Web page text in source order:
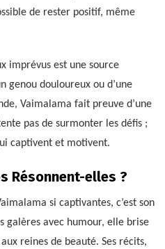
de rester positif, même
imprévus est une source
genou douloureux ou d’une
Vaimalama fait preuve d’une
pas de surmonter les défis ;
captivent et motivent.
Résonnent-elles ?
si captivantes, c’est son
galères avec humour, elle brise
reines de beauté. Ses récits,